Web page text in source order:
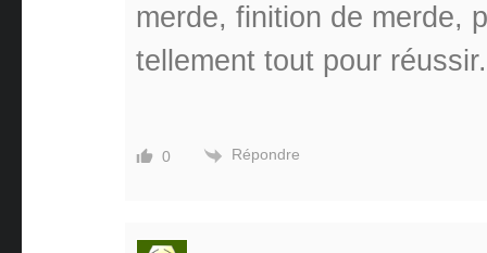
merde, finition de merde,
tellement tout pour
0 Répondre